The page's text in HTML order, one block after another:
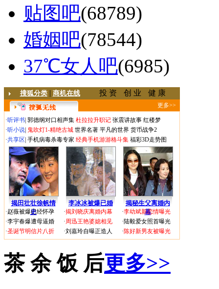
贴图吧(68789)
婚姻吧(78544)
37℃女人吧(6985)
搜狐分类| 商机在线 投 资 创 业 健 康
更多>>
·听评书| 郭德纲对口相声集 杜拉拉升职记 张震讲故事 红楼梦
·听小说| 鬼吹灯1-精绝古城 世界名著 平凡的世界 货币战争2
·共享区| 手机病毒杀毒专家 经典手机游游格斗集 福彩3D走势图
揭田壮壮徐帆情
史
李冰冰被爆已婚
揭秘生父离婚内
幕
·赵薇被爆已经怀孕
·李宇春爆遭母逼婚
·圣诞节明信片八折
·揭刘晓庆离婚内幕
·周迅王艳婆媳相见
·刘嘉玲自曝正造人
·李幼斌新恋情曝光
·陆毅爱女照首曝光
·陈好新男友被曝光
茶 余 饭 后更多>>